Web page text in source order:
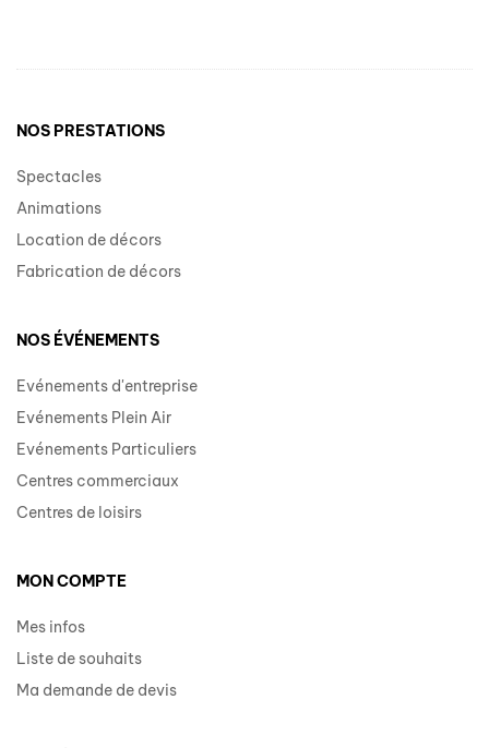
NOS PRESTATIONS
Spectacles
Animations
Location de décors
Fabrication de décors
NOS ÉVÉNEMENTS
Evénements d'entreprise
Evénements Plein Air
Evénements Particuliers
Centres commerciaux
Centres de loisirs
MON COMPTE
Mes infos
Liste de souhaits
Ma demande de devis